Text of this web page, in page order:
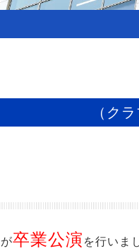
（ク
が卒業公演を行いま